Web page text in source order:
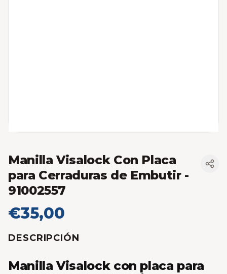
Manilla Visalock Con Placa
para Cerraduras de Embutir-
91002557
€35,00
DESCRIPCIÓN
Manilla Visalock con placa para